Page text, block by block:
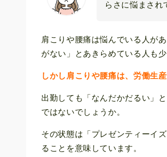
らさに悩まされ
肩こりや腰痛は悩んでいる人が
がない」とあきらめている人も
しかし肩こりや腰痛は、労働生
出勤しても「なんだかだるい」
ではないでしょうか。
その状態は「プレゼンティーイ
ることを意味しています。